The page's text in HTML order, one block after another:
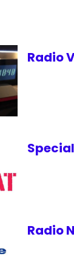
Radio
Radio